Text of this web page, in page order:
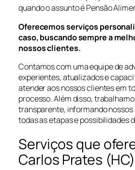
quando o assunto é Pensão
Oferecemos serviços
caso, buscando sempre a
nossos clientes.
Contamos com uma equipe de
experientes, atualizados e
atender aos nossos clientes em
processo. Além disso,
transparente, informando
todas as etapas e possibilidades
Serviços que
Carlos Prates